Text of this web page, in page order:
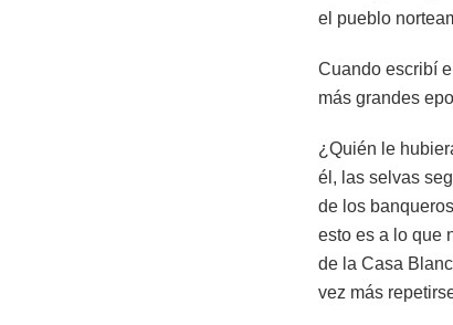
el pueblo
Cuando escribí
más grandes
¿Quién le
él, las selvas
de los
esto es a lo que
de la Casa
vez más